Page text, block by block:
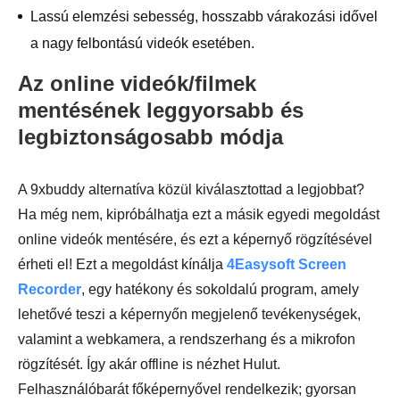
Lassú elemzési sebesség, hosszabb várakozási idővel
a nagy felbontású videók esetében.
Az online videók/filmek
mentésének leggyorsabb és
legbiztonságosabb módja
A 9xbuddy alternatíva közül kiválasztottad a legjobbat?
Ha még nem, kipróbálhatja ezt a másik egyedi megoldást
online videók mentésére, és ezt a képernyő rögzítésével
érheti el! Ezt a megoldást kínálja 4Easysoft Screen
Recorder, egy hatékony és sokoldalú program, amely
lehetővé teszi a képernyőn megjelenő tevékenységek,
valamint a webkamera, a rendszerhang és a mikrofon
rögzítését. Így akár offline is nézhet Hulut.
Felhasználóbarát főképernyővel rendelkezik; gyorsan